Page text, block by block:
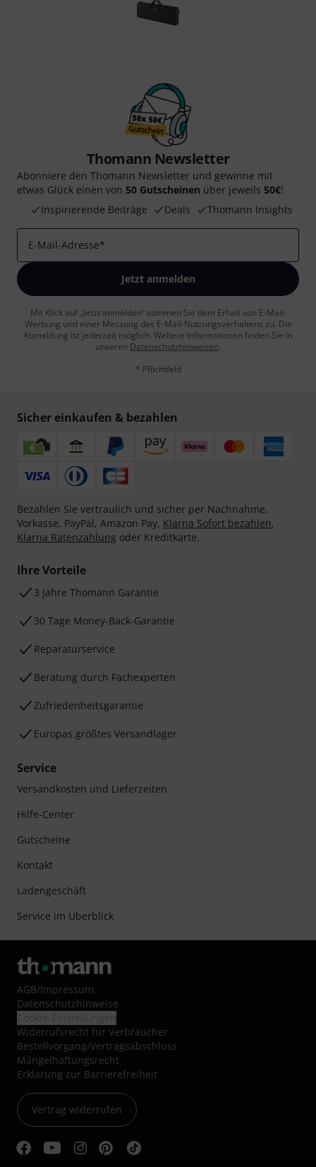
Thomann Newsletter
Abonniere den Thomann Newsletter und gewinne mit
etwas Glück einen von 50 Gutscheinen über jeweils 50€!
Inspirierende Beiträge
Deals Thomann Insights
E-Mail-Adresse*
Jetzt anmelden
Mit Klick auf „Jetzt anmelden“ stimmen Sie dem Erhalt von E-Mail-
Werbung und einer Messung des E-Mail-Nutzungsverhaltens zu. Die
Abmeldung ist jederzeit möglich. Weitere Informationen finden Sie in
unseren Datenschutzhinweisen.
* Pflichtfeld
Sicher einkaufen & bezahlen
Bezahlen Sie vertraulich und sicher per Nachnahme,
Vorkasse, PayPal, Amazon Pay, Klarna Sofort bezahlen,
Klarna Ratenzahlung oder Kreditkarte.
Ihre Vorteile
3 Jahre Thomann Garantie
30 Tage Money-Back-Garantie
Reparaturservice
Beratung durch Fachexperten
Zufriedenheitsgarantie
Europas größtes Versandlager
Service
Versandkosten und Lieferzeiten
Hilfe-Center
Gutscheine
Kontakt
Ladengeschäft
Service im Überblick
AGB/Impressum
Datenschutzhinweise
Widerrufsrecht für Verbraucher
Bestellvorgang/Vertragsabschluss
Mängelhaftungsrecht
Erklärung zur Barrierefreiheit
Vertrag widerrufen